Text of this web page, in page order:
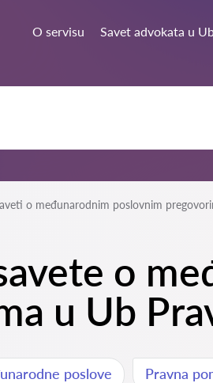
O servisu Savet advokata u
o međunarodnim poslovnim
o
u Ub
poslove Pravna